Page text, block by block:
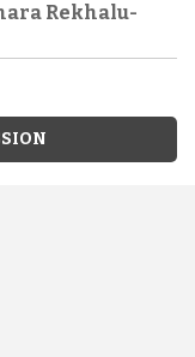
Rekhalu-